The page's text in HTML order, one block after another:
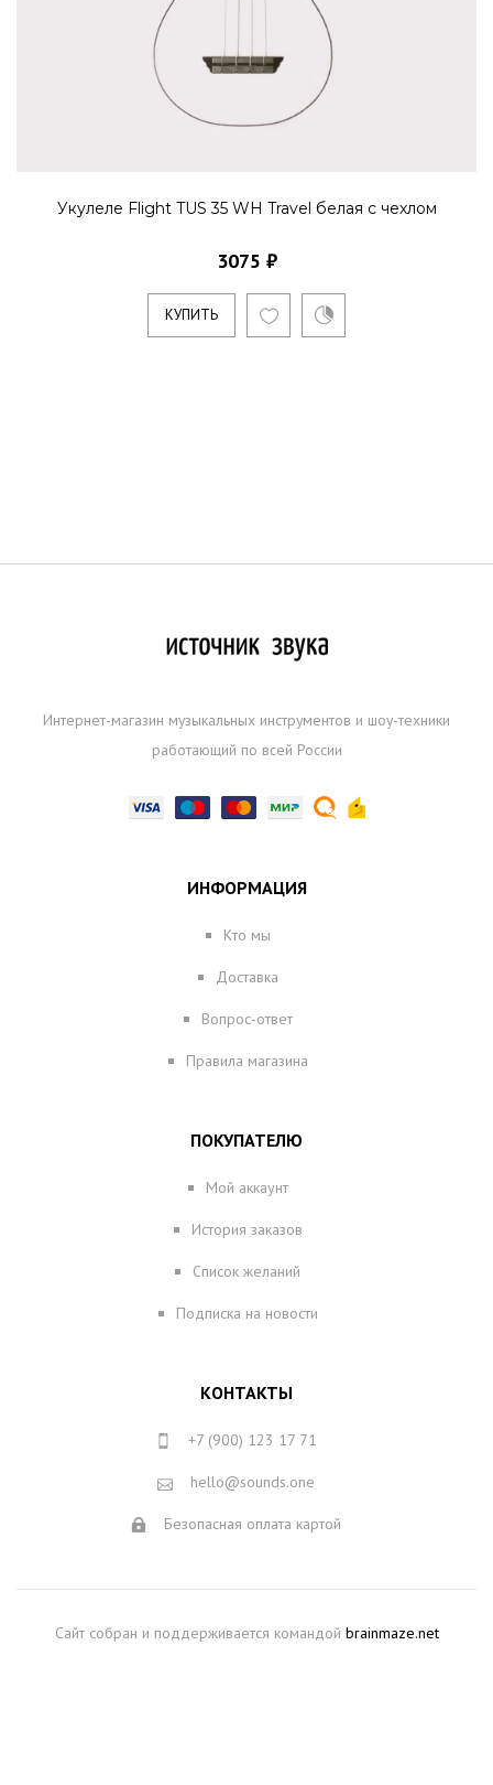
Укулеле Flight TUS 35 WH Travel белая с чехлом
3075 ₽
КУПИТЬ
Интернет-магазин музыкальных инструментов и шоу-техники
работающий по всей России
ИНФОРМАЦИЯ
Кто мы
Доставка
Вопрос-ответ
Правила магазина
ПОКУПАТЕЛЮ
Мой аккаунт
История заказов
Список желаний
Подписка на новости
КОНТАКТЫ
+7 (900) 123 17 71
hello@sounds.one
Безопасная оплата картой
Сайт собран и поддерживается командой brainmaze.net